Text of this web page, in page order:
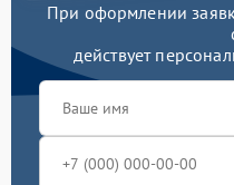
При оформлении
действует